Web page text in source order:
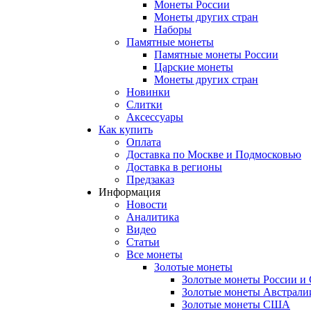
Монеты России
Монеты других стран
Наборы
Памятные монеты
Памятные монеты России
Царские монеты
Монеты других стран
Новинки
Слитки
Аксессуары
Как купить
Оплата
Доставка по Москве и Подмосковью
Доставка в регионы
Предзаказ
Информация
Новости
Аналитика
Видео
Статьи
Все монеты
Золотые монеты
Золотые монеты России
Золотые монеты
Золотые монеты США